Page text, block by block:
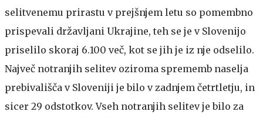
selitvenemu prirastu v prejšnjem letu so pomembno
prispevali državljani Ukrajine, teh se je v Slovenijo
priselilo skoraj 6.100 več, kot se jih je iz nje odselilo.
Največ notranjih selitev oziroma sprememb naselja
prebivališča v Sloveniji je bilo v zadnjem četrtletju, in
sicer 29 odstotkov. Vseh notranjih selitev je bilo za